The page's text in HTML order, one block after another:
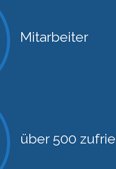
Mitarbeiter
über 500